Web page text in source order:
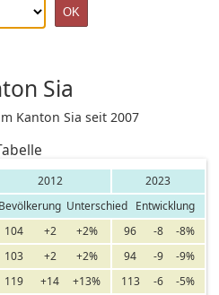
Sia
Kanton Sia seit 2007
2012
2023
Bevölkerung Unterschied Entwicklung
104 +2 +2% 96 -8
-8%
103 +2 +2% 94 -9
-9%
119 +14 +13% 113 -6 -5%